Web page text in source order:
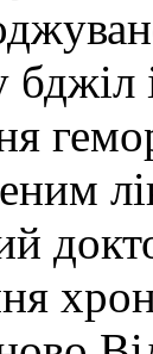
бджіл